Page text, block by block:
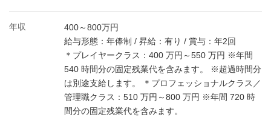
年収
400～800万円
給与形態：年俸制 / 昇給：有り / 賞与：年2回
＊プレイヤークラス：400 万円～550 万円 ※年間
540 時間分の固定残業代を含みます。 ※超過時間分
は別途支給します。 ＊プロフェッショナルクラス／
管理職クラス：510 万円～800 万円 ※年間 720 時
間分の固定残業代を含みます。